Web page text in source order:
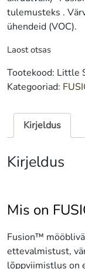
tulemusteks .
ühendeid (VOC).
Laost otsas
Tootekood: Little
Kategooriad:
Kirjeldus
Kirjeldus
Mis on
Fusion™
ettevalmistust,
lõppviimistlus on